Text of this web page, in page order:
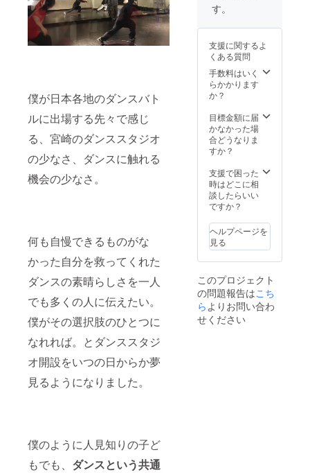
僕が日本各地のダンスバト
ルに出場する先々で感じ
る、宮崎のダンススタジオ
の少なさ、ダンスに触れる
機会の少なさ。
何も自慢できるものがな
かった自分を救ってくれた
ダンスの素晴らしさを一人
でも多くの人に伝えたい。
僕がその選択肢のひとつに
なれれば。とダンススタジ
オ開設をいつの日からか夢
見るようになりました。
僕のように人見知りの子ど
もでも、 ダンスという共通
ていた
す。
す。
支援に関するよ
くある質問
手数料はいく
らかかります
か？
目標金額に届
かなかった場
合どうなりま
すか？
支援で困った
時はどこに相
談したらいい
ですか？
ヘルプページを
見る
このプロジェクト
の問題報告はこち
ら よりお問い合わ
せください